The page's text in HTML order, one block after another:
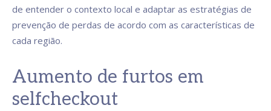
de entender o contexto local e adaptar as estratégias de
prevenção de perdas de acordo com as características de
cada região.
Aumento de furtos em
selfcheckout